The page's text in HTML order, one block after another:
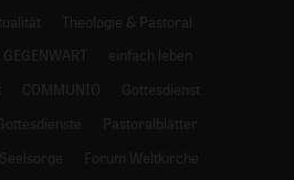
Theologie & Pastoral
einfach leben
COMMUNIO
Gottesdienst
Pastoralblätter
Forum Weltkirche